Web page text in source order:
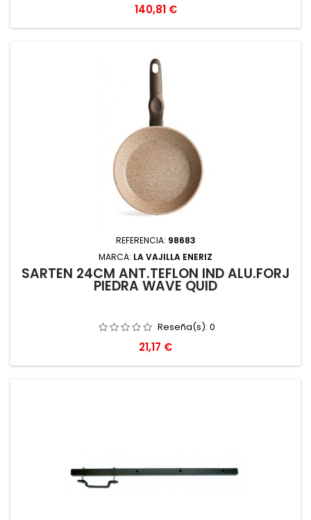
Precio
140,81 €
REFERENCIA: 98683
MARCA: LA VAJILLA ENERIZ
SARTEN 24CM ANT.TEFLON IND ALU.FORJ
PIEDRA WAVE QUID
Reseña(s): 0
Precio
21,17 €